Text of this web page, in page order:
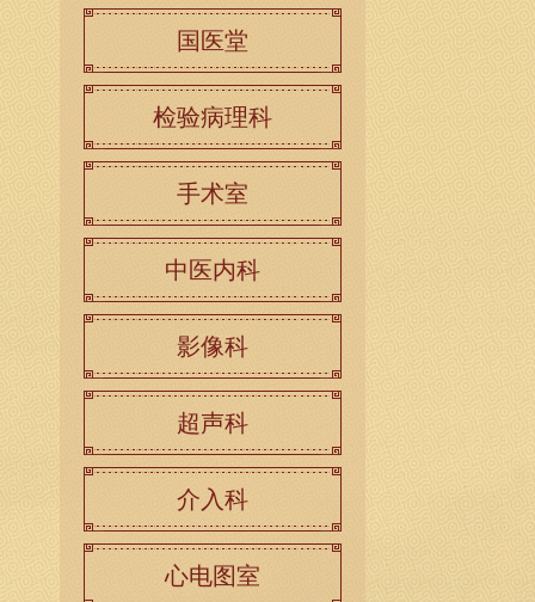
国医堂
检验病理科
手术室
中医内科
影像科
超声科
介入科
心电图室